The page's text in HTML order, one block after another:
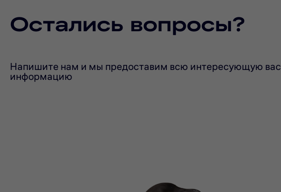
Остались вопросы?
Напишите нам и мы предоставим всю интересующую вас
информацию